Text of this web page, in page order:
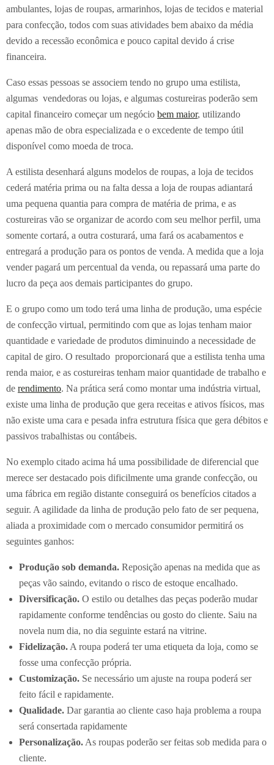
ambulantes, lojas de roupas, armarinhos, lojas de tecidos e material
para confecção, todos com suas atividades bem abaixo da média
devido a recessão econômica e pouco capital devido á crise
financeira.
Caso essas pessoas se associem tendo no grupo uma estilista,
algumas vendedoras ou lojas, e algumas costureiras poderão sem
capital financeiro começar um negócio bem maior, utilizando
apenas mão de obra especializada e o excedente de tempo útil
disponível como moeda de troca.
A estilista desenhará alguns modelos de roupas, a loja de tecidos
cederá matéria prima ou na falta dessa a loja de roupas adiantará
uma pequena quantia para compra de matéria de prima, e as
costureiras vão se organizar de acordo com seu melhor perfil, uma
somente cortará, a outra costurará, uma fará os acabamentos e
entregará a produção para os pontos de venda. A medida que a loja
vender pagará um percentual da venda, ou repassará uma parte do
lucro da peça aos demais participantes do grupo.
E o grupo como um todo terá uma linha de produção, uma espécie
de confecção virtual, permitindo com que as lojas tenham maior
quantidade e variedade de produtos diminuindo a necessidade de
capital de giro. O resultado proporcionará que a estilista tenha uma
renda maior, e as costureiras tenham maior quantidade de trabalho e
de rendimento. Na prática será como montar uma indústria virtual,
existe uma linha de produção que gera receitas e ativos físicos, mas
não existe uma cara e pesada infra estrutura física que gera débitos e
passivos trabalhistas ou contábeis.
No exemplo citado acima há uma possibilidade de diferencial que
merece ser destacado pois dificilmente uma grande confecção, ou
uma fábrica em região distante conseguirá os benefícios citados a
seguir. A agilidade da linha de produção pelo fato de ser pequena,
aliada a proximidade com o mercado consumidor permitirá os
seguintes ganhos:
Produção sob demanda.Reposição apenas na medida que as
peças vão saindo, evitando o risco de estoque encalhado.
Diversificação.O estilo ou detalhes das peças poderão mudar
rapidamente conforme tendências ou gosto do cliente. Saiu na
novela num dia, no dia seguinte estará na vitrine.
Fidelização.A roupa poderá ter uma etiqueta da loja, como se
fosse uma confecção própria.
Customização.Se necessário um ajuste na roupa poderá ser
feito fácil e rapidamente.
Qualidade.Dar garantia ao cliente caso haja problema a roupa
será consertada rapidamente
Personalização.As roupas poderão ser feitas sob medida para o
cliente.